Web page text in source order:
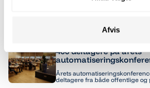
Afvis
400 deltagere på årets
Årets
deltagere fra både offentlige og